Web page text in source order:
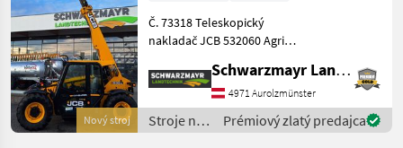
Nový stroj
Č. 73318 Teleskopický
nakladač JCB 532060 Agri
0 tony - s výškou zdvihu 6, 0
metra - so 4-valcovým
motorom JCB Dieselmax
Common Rail (d
Schwarzmayr Landtechnik GmbH - Aurolzmünster
4971 Aurolzmünster
Stroje na
stavbu /
Prémiový zlatý predajca